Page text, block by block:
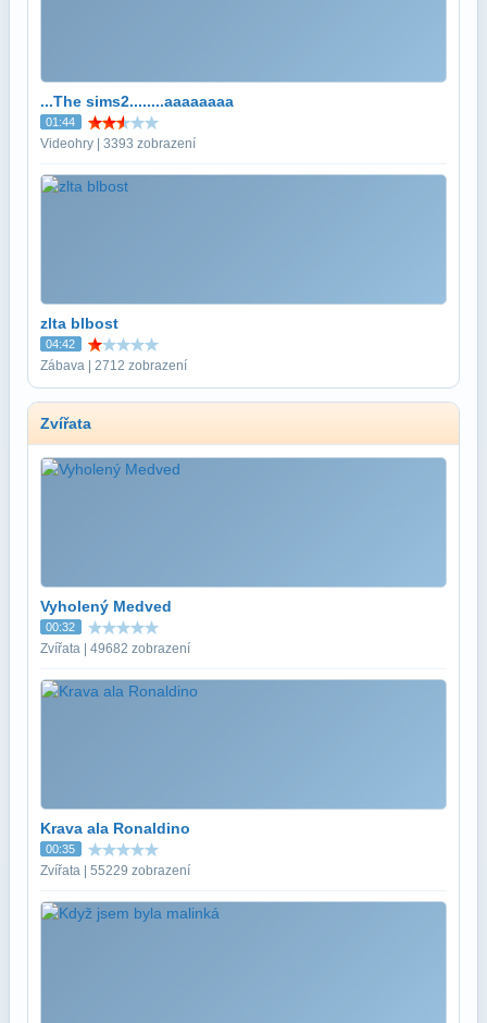
...The sims2........aaaaaaaa
01:44
Videohry | 3393 zobrazení
zlta blbost
04:42
Zábava | 2712 zobrazení
Zvířata
Vyholený Medved
00:32
Zvířata | 49682 zobrazení
Krava ala Ronaldino
00:35
Zvířata | 55229 zobrazení